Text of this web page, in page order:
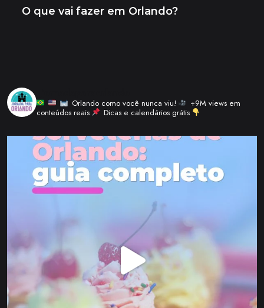
Orlando como você nunca viu!
+9M views em
conteúdos reais
Dicas e calendários grátis